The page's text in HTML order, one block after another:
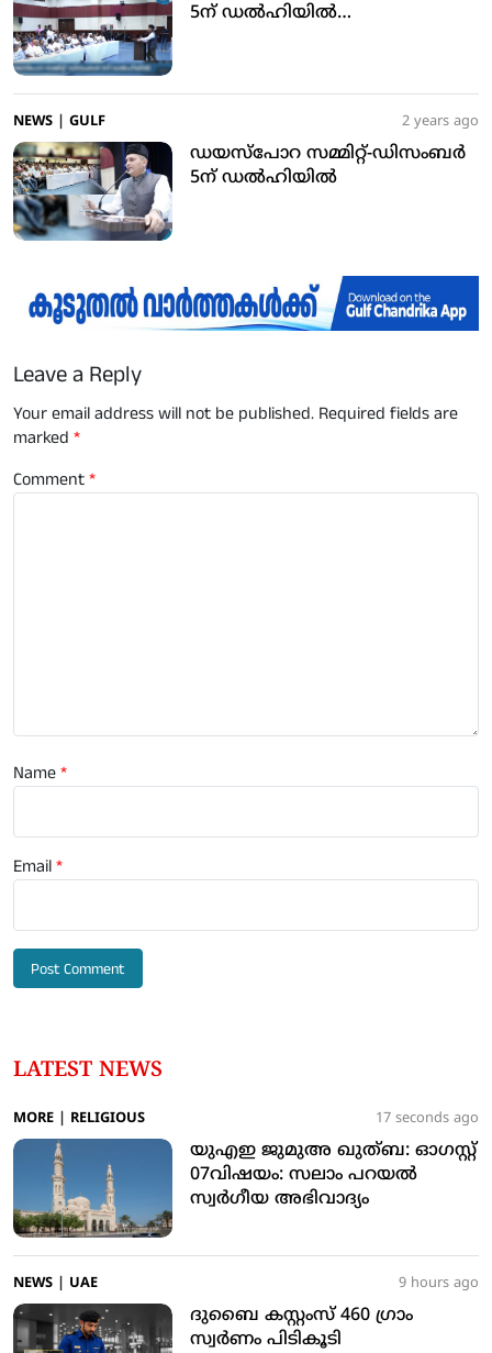
5ന് ഡല്‍ഹിയില്‍…
NEWS GULF 2 years ago
ഡയസ്‌പോറ സമ്മിറ്റ്-ഡിസംബര്‍
5ന് ഡല്‍ഹിയില്‍
Leave a Reply
Your email address will not be published. Required fields are
marked *
Comment*
Name*
Email*
LATEST NEWS
MORE RELIGIOUS 17 seconds ago
യുഎഇ ജുമുഅ ഖുത്ബ: ഓഗസ്റ്റ്
07വിഷയം: സലാം പറയല്‍
സ്വര്‍ഗീയ അഭിവാദ്യം
NEWS UAE 9 hours ago
ദുബൈ കസ്റ്റംസ് 460 ഗ്രാം
സ്വര്‍ണം പിടികൂടി